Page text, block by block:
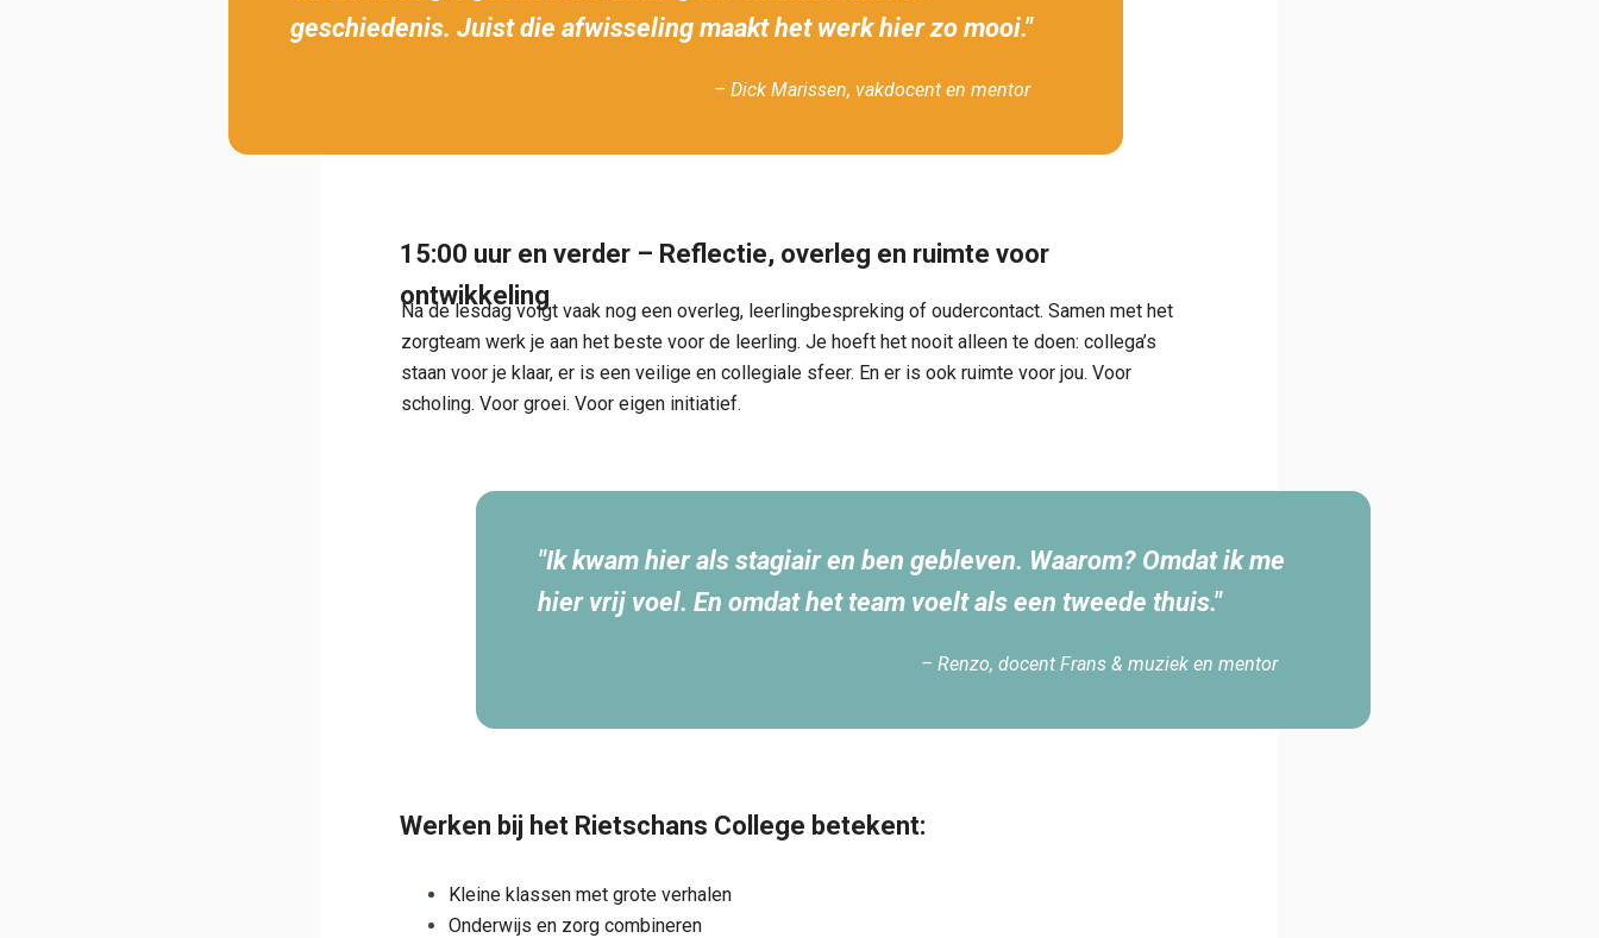
geschiedenis. Juist die afwisseling maakt het werk hier zo mooi."
– Dick Marissen, vakdocent en mentor
15:00 uur en verder – Reflectie, overleg en ruimte voor
ontwikkeling
Na de lesdag volgt vaak nog een overleg, leerlingbespreking of oudercontact. Samen met het
zorgteam werk je aan het beste voor de leerling. Je hoeft het nooit alleen te doen: collega’s
staan voor je klaar, er is een veilige en collegiale sfeer. En er is ook ruimte voor jou. Voor
scholing. Voor groei. Voor eigen initiatief.
"Ik kwam hier als stagiair en ben gebleven. Waarom? Omdat ik me
hier vrij voel. En omdat het team voelt als een tweede thuis."
– Renzo, docent Frans & muziek en mentor
Werken bij het Rietschans College betekent:
Kleine klassen met grote verhalen
Onderwijs en zorg combineren